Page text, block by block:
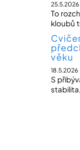
25.5.2026
To
kloubů
věku
18.5.2026
S